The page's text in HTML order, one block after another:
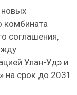
новых
комбината
соглашения,
Улан-Удэ и
на срок до 2031